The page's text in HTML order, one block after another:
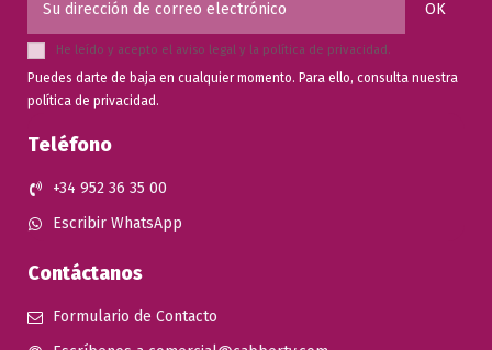
He leído y acepto el aviso legal y la política de privacidad .
Puedes darte de baja en cualquier momento. Para ello, consulta nuestra
política de privacidad.
Teléfono
+34 952 36 35 00
Escribir WhatsApp
Contáctanos
Formulario de Contacto